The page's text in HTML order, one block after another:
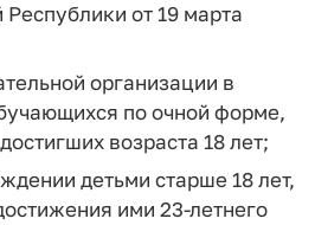
от 19 марта
организации в
по очной форме,
возраста 18 лет;
детьми старше 18 лет,
ими 23-летнего